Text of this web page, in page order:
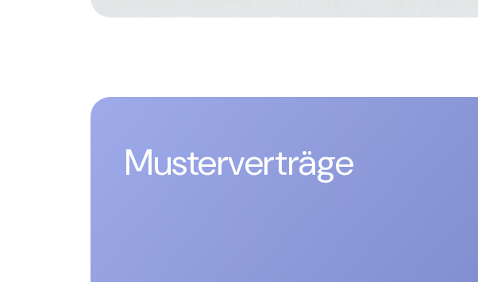
Musterverträge